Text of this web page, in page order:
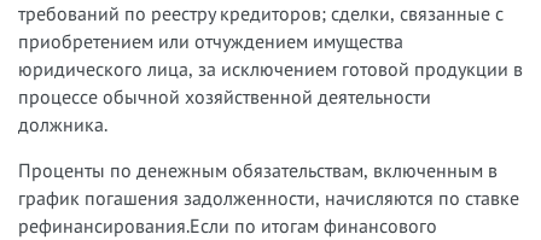
требований по реестру кредиторов; сделки, связанные с
приобретением или отчуждением имущества
юридического лица, за исключением готовой продукции в
процессе обычной хозяйственной деятельности
должника.
Проценты по денежным обязательствам, включенным в
график погашения задолженности, начисляются по ставке
рефинансирования.Если по итогам финансового